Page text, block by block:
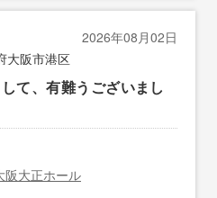
2026年08月02日
大阪市港区
て、有難うございまし
阪大正ホール